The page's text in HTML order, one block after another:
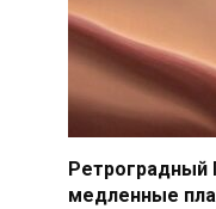
Ретроградный
медленные